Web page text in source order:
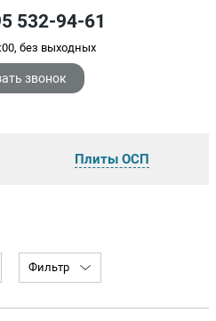
532-94-61
без выходных
звонок
Плиты ОСП
Фильтр